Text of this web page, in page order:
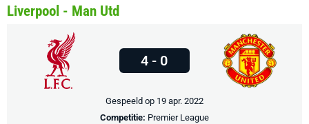
Liverpool - Man Utd
4 - 0
Gespeeld op 19 apr. 2022
Competitie: Premier League